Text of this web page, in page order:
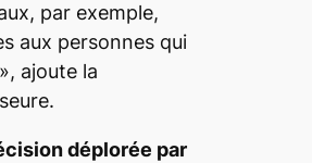
par exemple,
aux personnes qui
», ajoute la
déplorée par